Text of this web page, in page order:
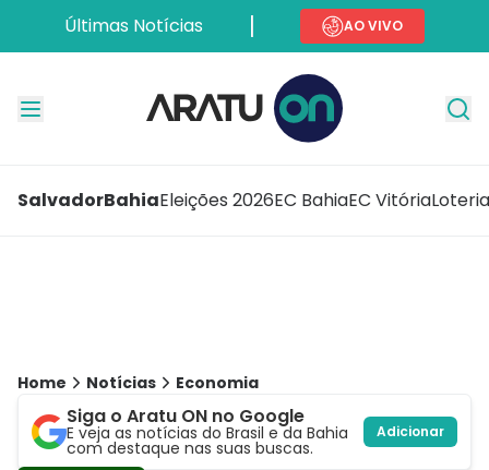
Últimas Notícias AO VIVO
SalvadorBahiaEleições 2026EC BahiaEC Vitória
Home Notícias Economia
Siga o Aratu ON no Google
E veja as notícias do Brasil e da Bahia
com destaque nas suas buscas.
Adicionar